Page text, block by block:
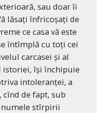
sau doar îi
lăsaţi înfricoşaţi de
ce casa vă este
întîmplă cu toţi cei
carcasei şi al
îşi închipuie
intoleranţei, a
de fapt, sub
stîrpirii